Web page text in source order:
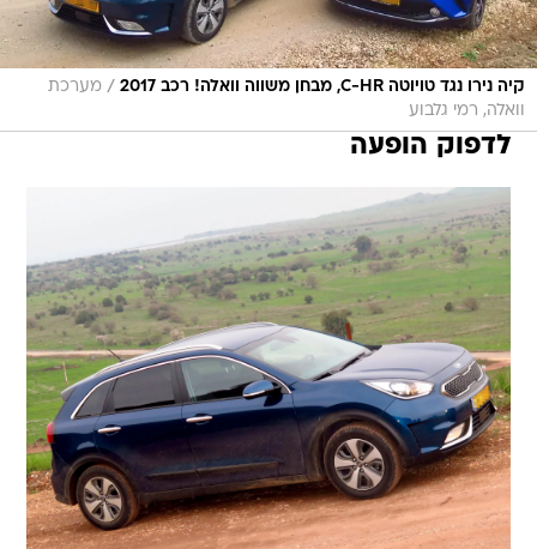
קיה נירו נגד טויוטה C-HR, מבחן משווה וואלה! רכב 2017 / מערכת
וואלה, רמי גלבוע
לדפוק הופעה